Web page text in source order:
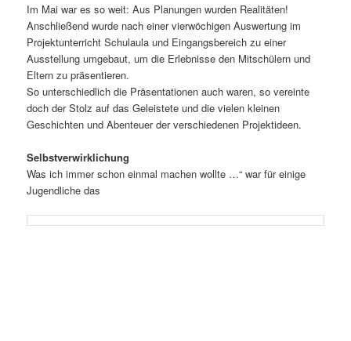
Im Mai war es so weit: Aus Planungen wurden Realitäten!
Anschließend wurde nach einer vierwöchigen Auswertung im
Projektunterricht Schulaula und Eingangsbereich zu einer
Ausstellung umgebaut, um die Erlebnisse den Mitschülern und
Eltern zu präsentieren.
So unterschiedlich die Präsentationen auch waren, so vereinte
doch der Stolz auf das Geleistete und die vielen kleinen
Geschichten und Abenteuer der verschiedenen Projektideen.
Selbstverwirklichung
Was ich immer schon einmal machen wollte …“ war für einige
Jugendliche das